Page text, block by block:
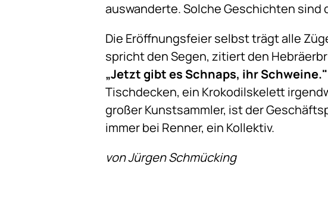
auswanderte. Solche Geschichten sind
Die Eröffnungsfeier selbst trägt alle
spricht den Segen, zitiert den
„Jetzt gibt es Schnaps, ihr Schweine."
Tischdecken, ein Krokodilskelett
großer Kunstsammler, ist der
immer bei Renner, ein Kollektiv.
von Jürgen Schmücking